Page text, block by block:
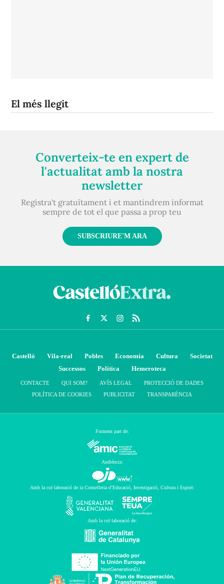
El més llegit
Converteix-te en expert de
l'actualitat amb la nostra
newsletter
Registra't gratuïtament i et mantindrem informat
sempre de tot el que passa a prop teu
SUBSCRIURE'M ARA
Castelló Vila-real Pobles Economía Cultura
Societat
Successos
Política Hemeroteca
CONTACTE QUI SOM? AVÍS LEGAL
PROTECCIÓ DE DADES
POLÍTICA DE COOKIES
PUBLICITAT TRANSPARÈNCIA
Formem part de:
Audiència:
Amb la col·laboració de la Conselleria d’Educació, Investigació, Cultura i Esport:
Amb la col·laboració de: